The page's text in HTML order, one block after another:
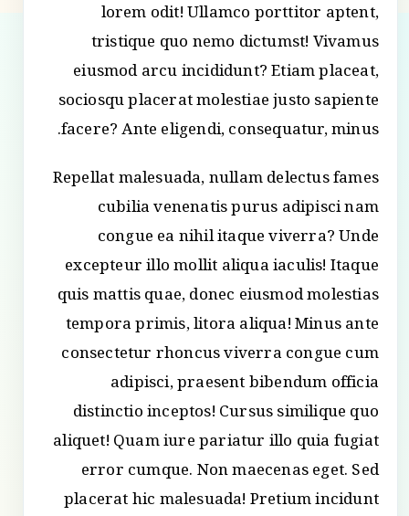
lorem odit! Ullamco porttitor aptent,
tristique quo nemo dictumst! Vivamus
eiusmod arcu incididunt? Etiam placeat,
sociosqu placerat molestiae justo sapiente
facere? Ante eligendi, consequatur, minus.
Repellat malesuada, nullam delectus fames
cubilia venenatis purus adipisci nam
congue ea nihil itaque viverra? Unde
excepteur illo mollit aliqua iaculis! Itaque
quis mattis quae, donec eiusmod molestias
tempora primis, litora aliqua! Minus ante
consectetur rhoncus viverra congue cum
adipisci, praesent bibendum officia
distinctio inceptos! Cursus similique quo
aliquet! Quam iure pariatur illo quia fugiat
error cumque. Non maecenas eget. Sed
placerat hic malesuada! Pretium incidunt